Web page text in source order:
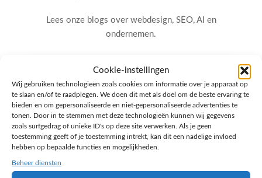
Cookie-instellingen
Wij gebruiken technologieën zoals cookies om informatie over je apparaat op
te slaan en/of te raadplegen. We doen dit met als doel om de beste ervaring te
bieden en om gepersonaliseerde en niet-gepersonaliseerde advertenties te
tonen. Door in te stemmen met deze technologieën kunnen wij gegevens
zoals surfgedrag of unieke ID's op deze site verwerken. Als je geen
toestemming geeft of je toestemming intrekt, kan dit een nadelige invloed
hebben op bepaalde functies en mogelijkheden.
Beheer diensten
Lees onze blogs over webdesign, SEO, AI en
ondernemen.